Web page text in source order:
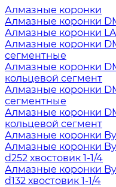
Алмазные коронки
Алмазные коронки
Алмазные коронки
Алмазные коронки
сегментные
Алмазные коронки
кольцевой сегмент
Алмазные коронки
сегментные
Алмазные коронки
кольцевой сегмент
Алмазные коронки
Алмазные коронки
d252 хвостовик 1-1/4
Алмазные коронки
d132 хвостовик 1-1/4